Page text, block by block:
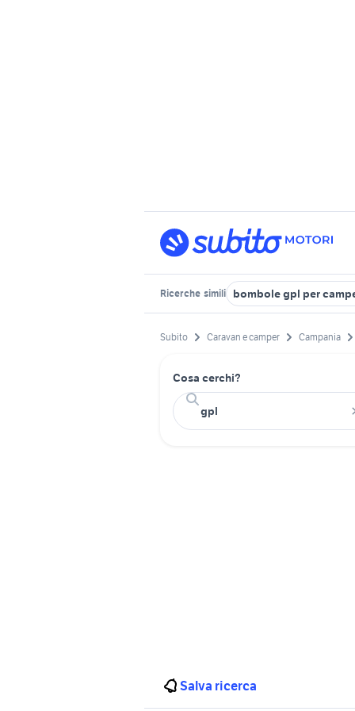
Ricerche simili bombole gpl per
Subito Caravan e camper Campania
Cosa cerchi?
Salva ricerca